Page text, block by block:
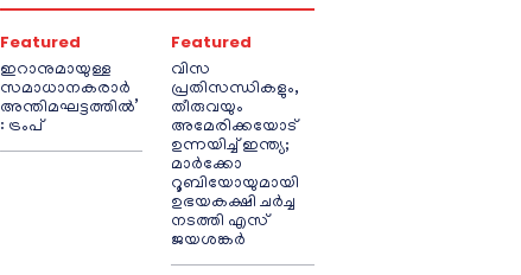
Featured
ഇറാനുമായുള്ള
സമാധാനകരാർ
അന്തിമഘട്ടത്തിൽ‌’
: ട്രംപ്
Featured
വിസ
പ്രതിസന്ധികളും,
തീരുവയും
അമേരിക്കയോട്
ഉന്നയിച്ച് ഇന്ത്യ;
മാർക്കോ
റൂബിയോയുമായി
ഉഭയകക്ഷി ചർച്ച
നടത്തി എസ്
ജയശങ്കർ